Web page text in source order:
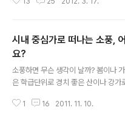
이 지난달 교실 내에 CCTV를 설치하
라도 개인의 초상권과 사생활권, 학생
현의 자유 등 개인의 기본권이 제한되
있다"고 통보했다. 학교폭력문제가
은 온 국민이 공감하고 있다. 다소 무
다. 인권위에서도 “개인정보보호법에
시내 중심가로 떠나는 소풍,
요?
소풍하면 무슨 생각이 날까? 봄이나
은 학급단위로 경치 좋은 산이나 강가
을 취하기 위해서 야외에 나갔다 오는
1 16 2011. 11. 10.